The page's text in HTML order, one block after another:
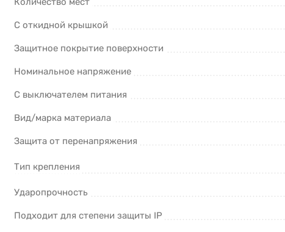
С откидной крышкой
Защитное покрытие поверхности
Номинальное напряжение
С выключателем питания
Вид/марка материала
Защита от перенапряжения
Тип крепления
Ударопрочность
Подходит для степени защиты IP